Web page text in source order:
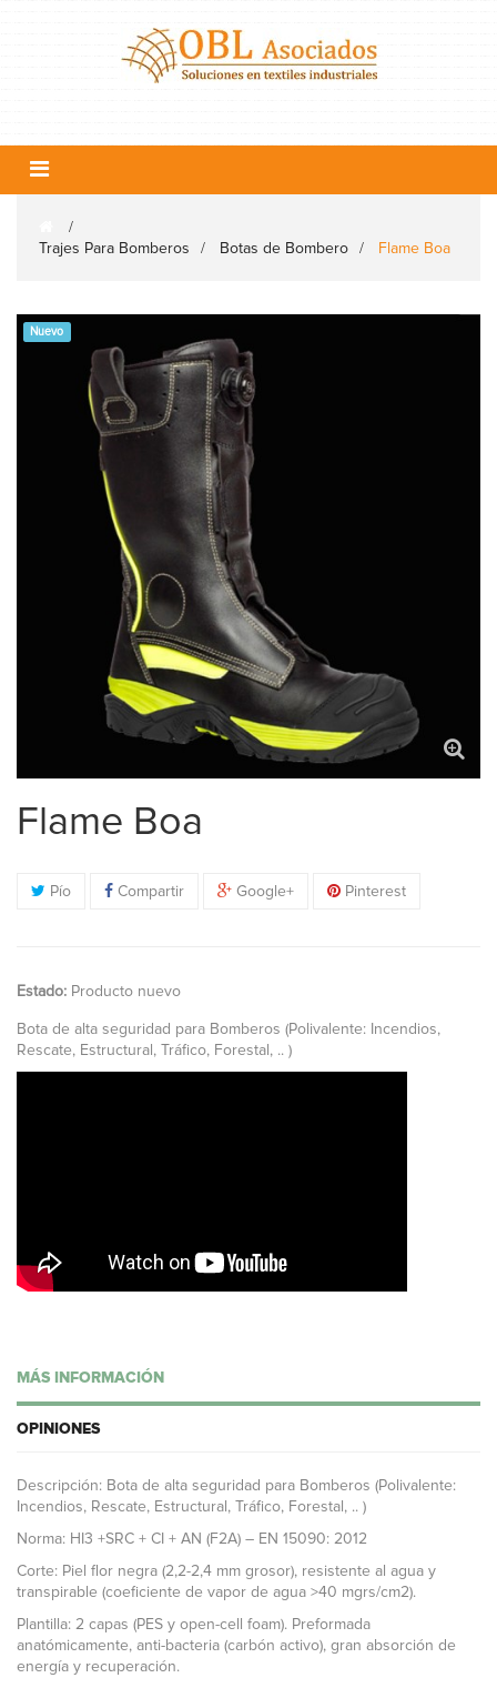
Navegación
Toggle
>
Trajes Para Bomberos
> Botas de Bombero > Flame Boa
Nuevo
Flame Boa
Pío Compartir Google+ Pinterest
Estado: Producto nuevo
Bota de alta seguridad para Bomberos (Polivalente: Incendios,
Rescate, Estructural, Tráfico, Forestal, .. )
MÁS INFORMACIÓN
OPINIONES
Descripción: Bota de alta seguridad para Bomberos (Polivalente:
Incendios, Rescate, Estructural, Tráfico, Forestal, .. )
Norma: HI3 +SRC + CI + AN (F2A) – EN 15090: 2012
Corte: Piel flor negra (2,2-2,4 mm grosor), resistente al agua y
transpirable (coeficiente de vapor de agua >40 mgrs/cm2).
Plantilla: 2 capas (PES y open-cell foam). Preformada
anatómicamente, anti-bacteria (carbón activo), gran absorción de
energía y recuperación.